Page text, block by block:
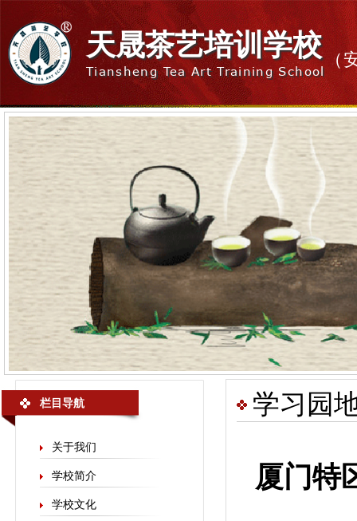
天晟茶艺培训学校
Tiansheng Tea Art Training School
（
栏目导航
关于我们
学校简介
学校文化
学习园
厦门特